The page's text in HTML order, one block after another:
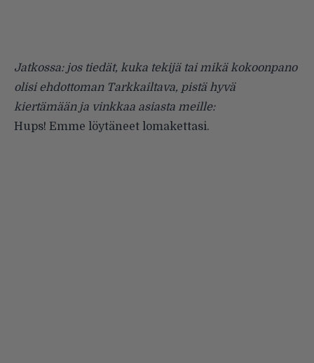
Jatkossa: jos tiedät, kuka tekijä tai mikä kokoonpano
olisi ehdottoman Tarkkailtava, pistä hyvä
kiertämään ja vinkkaa asiasta meille:
Hups! Emme löytäneet lomakettasi.